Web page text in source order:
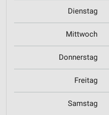
Dienstag
Mittwoch
Donnerstag
Freitag
Samstag